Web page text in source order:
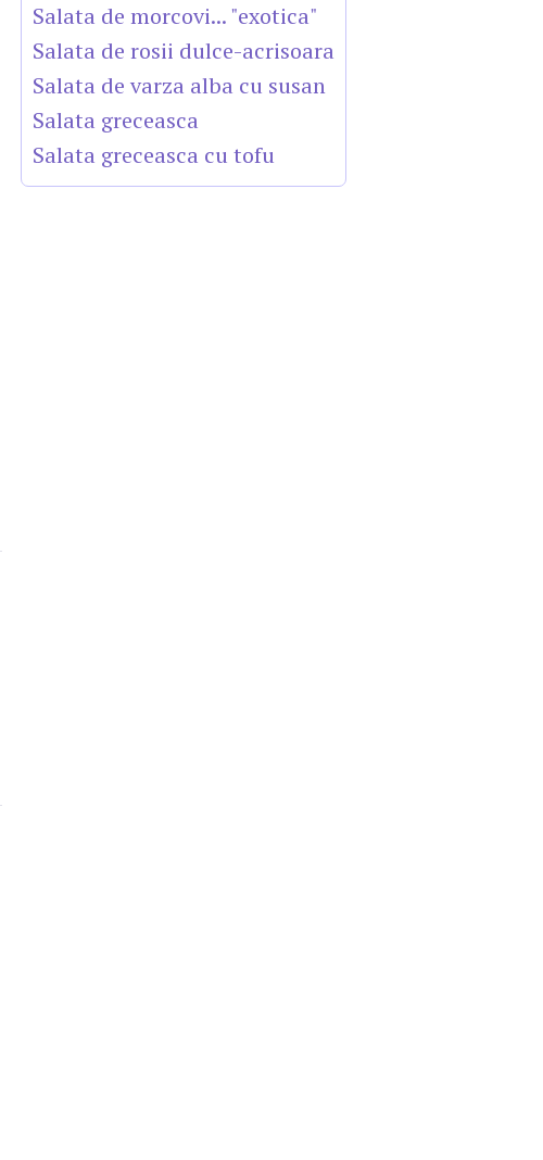
Salata de morcovi... "exotica"
Salata de rosii dulce-acrisoara
Salata de varza alba cu susan
Salata greceasca
Salata greceasca cu tofu